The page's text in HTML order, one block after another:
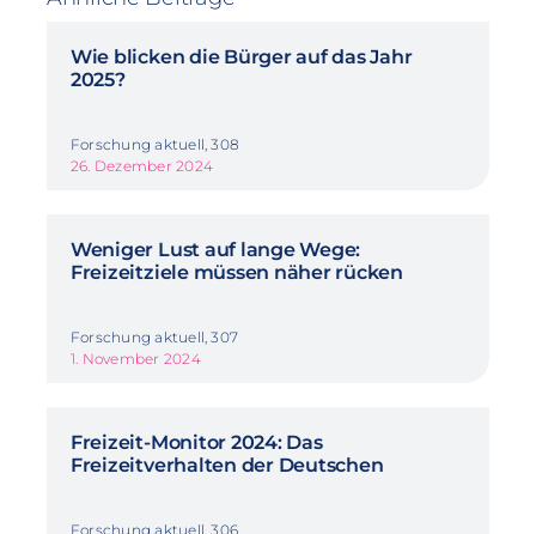
Wie blicken die Bürger auf das Jahr
2025?
Forschung aktuell, 308
26. Dezember 2024
Weniger Lust auf lange Wege:
Freizeitziele müssen näher rücken
Forschung aktuell, 307
1. November 2024
Freizeit-Monitor 2024: Das
Freizeitverhalten der Deutschen
Forschung aktuell, 306